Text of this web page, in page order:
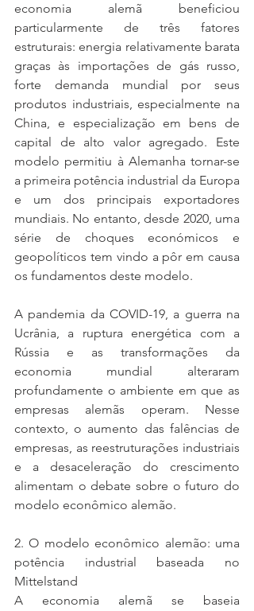
economia alemã beneficiou
particularmente de três fatores
estruturais: energia relativamente barata
graças às importações de gás russo,
forte demanda mundial por seus
produtos industriais, especialmente na
China, e especialização em bens de
capital de alto valor agregado. Este
modelo permitiu à Alemanha tornar-se
a primeira potência industrial da Europa
e um dos principais exportadores
mundiais. No entanto, desde 2020, uma
série de choques económicos e
geopolíticos tem vindo a pôr em causa
os fundamentos deste modelo.
A pandemia da COVID-19, a guerra na
Ucrânia, a ruptura energética com a
Rússia e as transformações da
economia mundial alteraram
profundamente o ambiente em que as
empresas alemãs operam. Nesse
contexto, o aumento das falências de
empresas, as reestruturações industriais
e a desaceleração do crescimento
alimentam o debate sobre o futuro do
modelo econômico alemão.
2. O modelo econômico alemão: uma
potência industrial baseada no
Mittelstand
A economia alemã se baseia